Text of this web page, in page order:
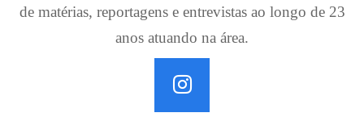
de matérias, reportagens e entrevistas ao longo de 23
anos atuando na área.